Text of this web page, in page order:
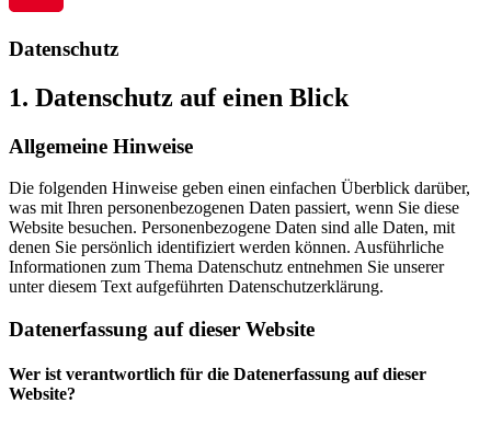
Datenschutz
1. Datenschutz auf einen Blick
Allgemeine Hinweise
Die folgenden Hinweise geben einen einfachen Überblick darüber,
was mit Ihren personenbezogenen Daten passiert, wenn Sie diese
Website besuchen. Personenbezogene Daten sind alle Daten, mit
denen Sie persönlich identifiziert werden können. Ausführliche
Informationen zum Thema Datenschutz entnehmen Sie unserer
unter diesem Text aufgeführten Datenschutzerklärung.
Datenerfassung auf dieser Website
Wer ist verantwortlich für die Datenerfassung auf dieser
Website?